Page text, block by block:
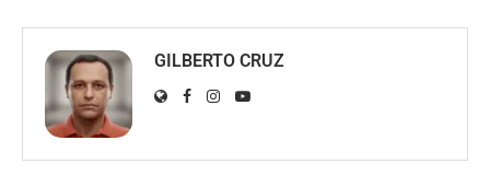
GILBERTO CRUZ